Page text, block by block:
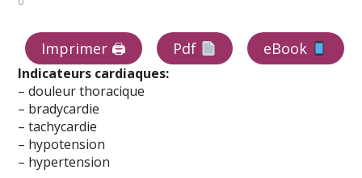
Imprimer 🖨 Pdf eBook
Indicateurs cardiaques:
– douleur thoracique
– bradycardie
– tachycardie
– hypotension
– hypertension